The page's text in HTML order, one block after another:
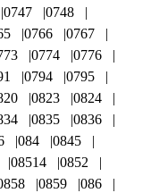
0747
0748
0766
0767
0774
0776
0794
0795
0823
0824
0835
0836
084
0845
08514
0852
0859
086